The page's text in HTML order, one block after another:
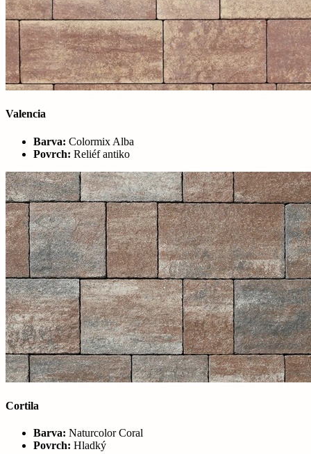
Valencia
Barva: Colormix Alba
Povrch: Reliéf antiko
Cortila
Barva: Naturcolor Coral
Povrch: Hladký